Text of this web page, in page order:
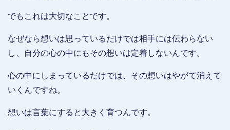
でもこれは大切なことです。
なぜなら想いは思っているだけでは相手には伝わらない
し、自分の心の中にもその想いは定着しないんです。
心の中にしまっているだけでは、その想いはやがて消えて
いくんですね。
想いは言葉にすると大きく育つんです。